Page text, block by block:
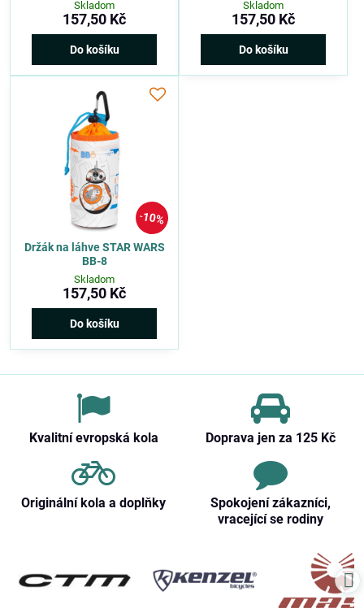
Skladom
157,50 Kč
Do košíku
Skladom
157,50 Kč
Do košíku
10%
Držák na láhve STAR WARS
BB-8
Skladom
157,50 Kč
Do košíku
Kvalitní evropská kola Doprava jen za 125 Kč
Originální kola a doplňky
Spokojení zákazníci,
vracející se rodiny